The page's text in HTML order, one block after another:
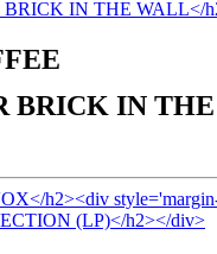
BRICK IN